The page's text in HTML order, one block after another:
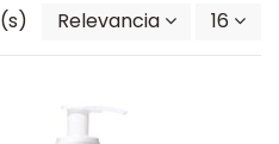
Relevancia 16